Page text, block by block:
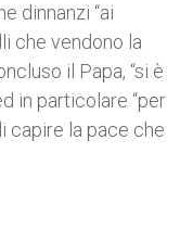
dinnanzi “ai
che vendono la
il Papa, “si è
in particolare “per
capire la pace che